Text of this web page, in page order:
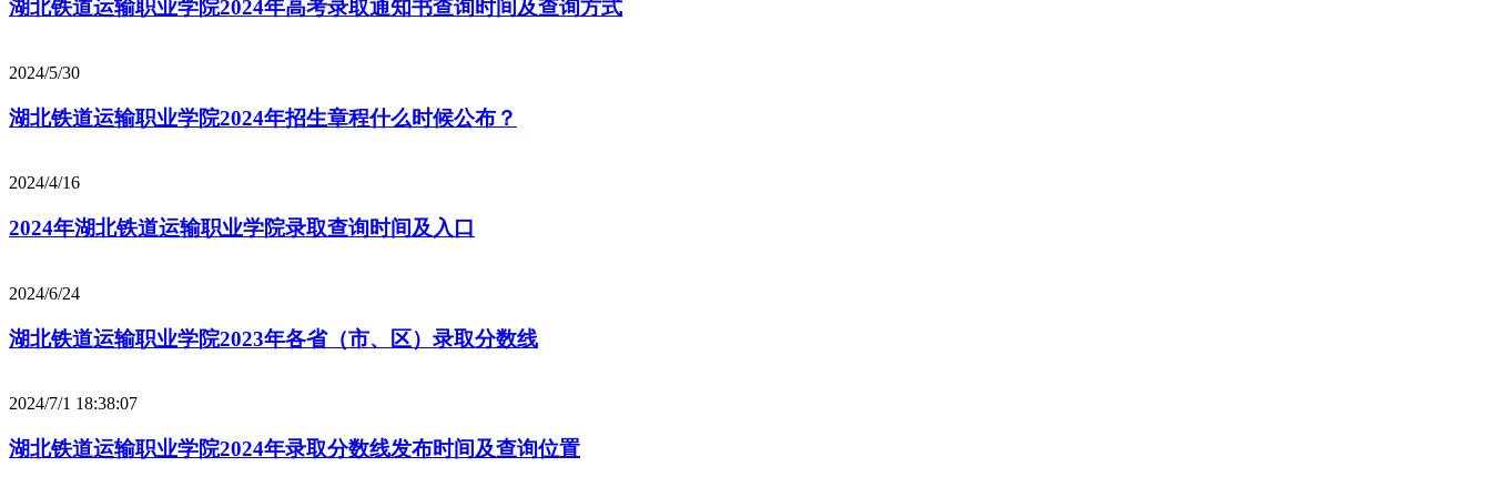
湖北铁道运输职业学院2024年高考录取通知书查询时间及查询方式
2024/5/30
湖北铁道运输职业学院2024年招生章程什么时候公布？
2024/4/16
2024年湖北铁道运输职业学院录取查询时间及入口
2024/6/24
湖北铁道运输职业学院2023年各省（市、区）录取分数线
2024/7/1 18:38:07
湖北铁道运输职业学院2024年录取分数线发布时间及查询位置